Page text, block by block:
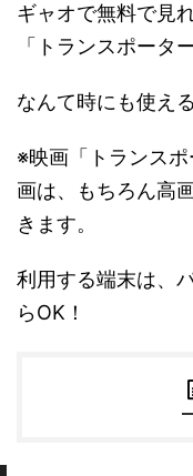
ギャオで無料で見
「トランスポータ
なんて時にも使え
※映画「トランス
画は、もちろん高
きます。
利用する端末は、
らOK！